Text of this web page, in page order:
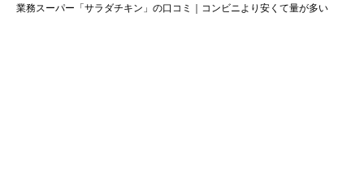
業務スーパー「サラダチキン」の口コミ｜コンビニより安くて量が多い